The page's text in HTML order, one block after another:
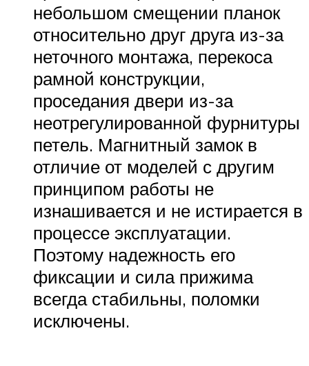
небольшом смещении планок
относительно друг друга из-за
неточного монтажа, перекоса
рамной конструкции,
проседания двери из-за
неотрегулированной фурнитуры
петель. Магнитный замок в
отличие от моделей с другим
принципом работы не
изнашивается и не истирается в
процессе эксплуатации.
Поэтому надежность его
фиксации и сила прижима
всегда стабильны, поломки
исключены.